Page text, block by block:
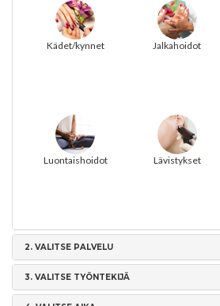
Kädet/kynnet Jalkahoidot
Luontaishoidot Lävistykset
2. VALITSE PALVELU
3. VALITSE TYÖNTEKIJÄ